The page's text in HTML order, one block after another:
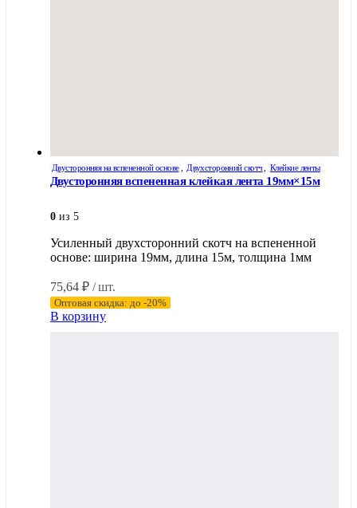
Двусторонняя на вспененной основе , Двухсторонний скотч, Клейкие ленты
Двусторонняя вспененная клейкая лента 19мм×15м
0 из 5
Усиленный двухсторонний скотч на вспененной
основе: ширина 19мм, длина 15м, толщина 1мм
75,64 ₽ / шт.
Оптовая скидка: до -20%
В корзину